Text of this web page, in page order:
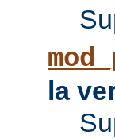
la